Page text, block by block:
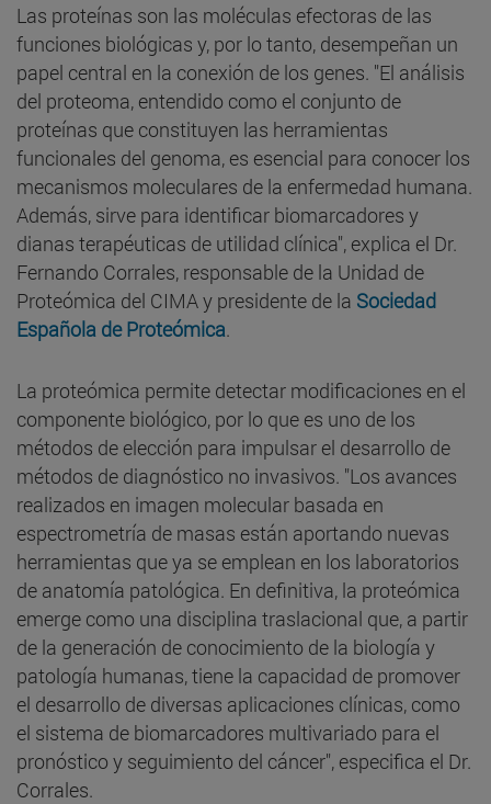
Las proteínas son las moléculas efectoras de las
funciones biológicas y, por lo tanto, desempeñan un
papel central en la conexión de los genes. "El análisis
del proteoma, entendido como el conjunto de
proteínas que constituyen las herramientas
funcionales del genoma, es esencial para conocer los
mecanismos moleculares de la enfermedad humana.
Además, sirve para identificar biomarcadores y
dianas terapéuticas de utilidad clínica", explica el Dr.
Fernando Corrales, responsable de la Unidad de
Proteómica del CIMA y presidente de la Sociedad
Española de Proteómica.
La proteómica permite detectar modificaciones en el
componente biológico, por lo que es uno de los
métodos de elección para impulsar el desarrollo de
métodos de diagnóstico no invasivos. "Los avances
realizados en imagen molecular basada en
espectrometría de masas están aportando nuevas
herramientas que ya se emplean en los laboratorios
de anatomía patológica. En definitiva, la proteómica
emerge como una disciplina traslacional que, a partir
de la generación de conocimiento de la biología y
patología humanas, tiene la capacidad de promover
el desarrollo de diversas aplicaciones clínicas, como
el sistema de biomarcadores multivariado para el
pronóstico y seguimiento del cáncer", especifica el Dr.
Corrales.